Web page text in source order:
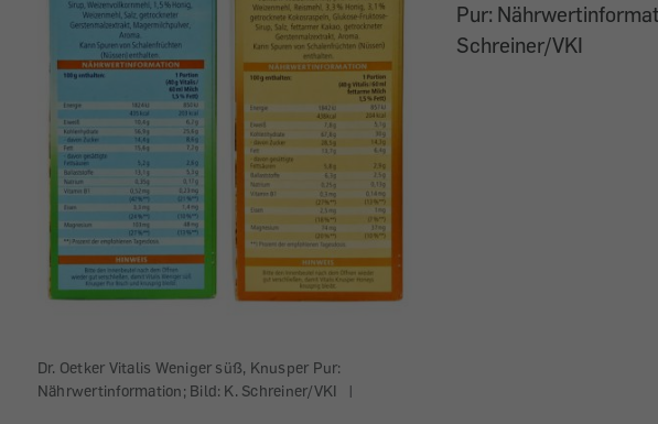
Dr. Oetker Vitalis Weniger süß, Knusper Pur:
Nährwertinformation; Bild: K. Schreiner/VKI
|
Pur:
Schreiner/VKI